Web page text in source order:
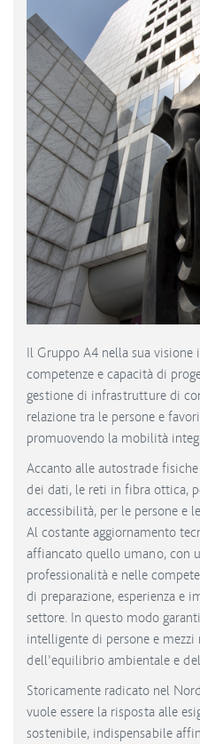
Il Gruppo A4 nella sua
competenze e capacità di
gestione di infrastrutture di
relazione tra le persone e
promuovendo la mobilità
Accanto alle autostrade
dei dati, le reti in fibra ottica,
accessibilità, per le persone e
Al costante aggiornamento
affiancato quello umano, con
professionalità e nelle
di preparazione, esperienza e
settore. In questo modo
intelligente di persone e
dell’equilibrio ambientale e
Storicamente radicato nel
vuole essere la risposta alle
sostenibile, indispensabile